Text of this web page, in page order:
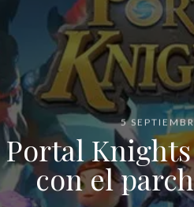
5
Portal
con el